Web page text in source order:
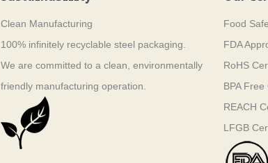
Clean Manufacturing
100% infinitely recyclable steel packaging.
We are committed to a clean, environmentally
friendly manufacturing operation.
Food
FDA
RoHS
BPA
REACH
LFGB